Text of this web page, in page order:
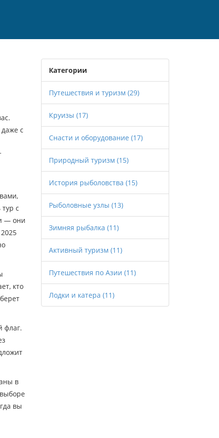
.
с
с
— они
кто
флаг.
в
вы
Категории
Путешествия и туризм (29)
Круизы (17)
Снасти и оборудование (17)
Природный туризм (15)
История рыболовства (15)
Рыболовные узлы (13)
Зимняя рыбалка (11)
Активный туризм (11)
Путешествия по Азии (11)
Лодки и катера (11)